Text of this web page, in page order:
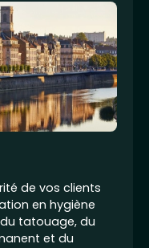
de vos clients
en hygiène
tatouage, du
et du